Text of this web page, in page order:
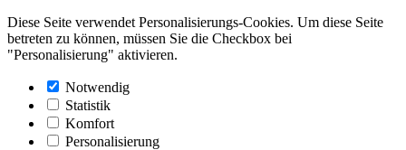
Diese Seite verwendet Personalisierungs-Cookies. Um diese Seite
betreten zu können, müssen Sie die Checkbox bei
"Personalisierung" aktivieren.
Notwendig
Statistik
Komfort
Personalisierung